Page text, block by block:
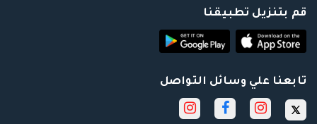
قم بتنزيل تطبيقنا
تابعنا علي وسائل التواصل